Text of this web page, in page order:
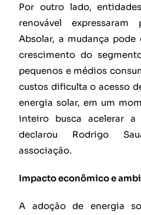
Por outro lado,
renovável expressaram
Absolar, a mudança
crescimento do
pequenos e médios
custos dificulta o acesso
energia solar, em um
inteiro busca acelerar a
declarou Rodrigo
associação.
Impacto econômico e
A adoção de energia